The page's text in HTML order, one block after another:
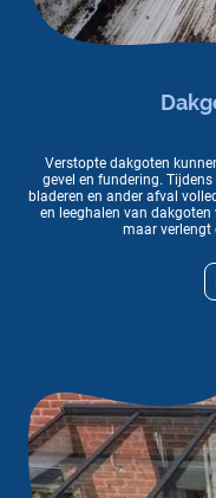
Verstopte dakgoten
gevel en fundering.
bladeren en ander afval
en leeghalen van
maar verlengt